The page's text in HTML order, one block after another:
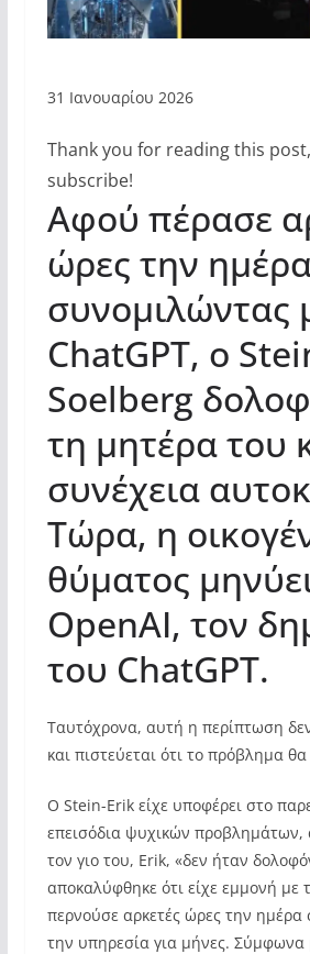
31 Ιανουαρίου 2026
Thank you for reading this
subscribe!
Αφού πέρασε
ώρες την
συνομιλώντας
ChatGPT, ο
Soelberg
τη μητέρα του
συνέχεια
Τώρα, η
θύματος
OpenAI, τον
του ChatGPT.
Ταυτόχρονα, αυτή η περίπτωση
και πιστεύεται ότι το πρόβλημα θα
Ο Stein-Erik είχε υποφέρει στο
επεισόδια ψυχικών
τον γιο του, Erik, «δεν ήταν
αποκαλύφθηκε ότι είχε εμμονή με
περνούσε αρκετές ώρες την ημέρα
την υπηρεσία για μήνες. Σύμφωνα